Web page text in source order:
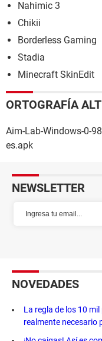
Nahimic 3
Chikii
Borderless Gaming
Stadia
Minecraft SkinEdit
ORTOGRAFÍA
Aim-Lab-Windows-0-
es.apk
NEWSLETTER
NOVEDADES
La regla de los 10
realmente necesario